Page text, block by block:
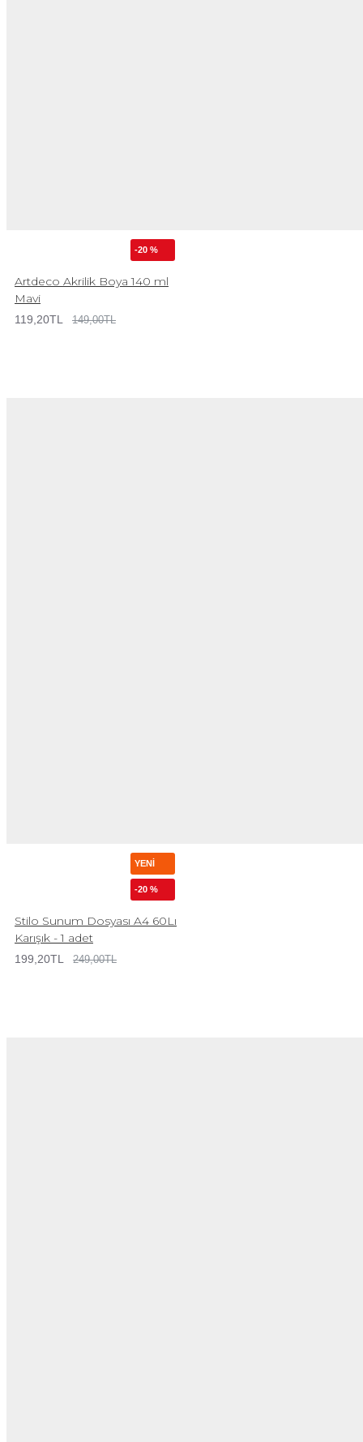
-20 %
Artdeco Akrilik Boya 140 ml
Mavi
119,20TL 149,00TL
YENI
-20 %
Stilo Sunum Dosyası A4 60Lı
Karışık - 1 adet
199,20TL 249,00TL